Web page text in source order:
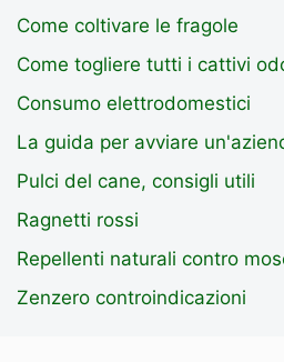
Come coltivare le fragole
Come togliere tutti i cattivi
Consumo elettrodomestici
La guida per avviare
Pulci del cane, consigli utili
Ragnetti rossi
Repellenti naturali contro
Zenzero controindicazioni